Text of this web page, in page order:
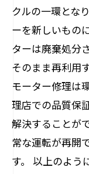
クルの一環とな
ーを新しいもの
ターは廃棄処分
そのまま再利用
モーター修理は
理店での品質保
解決することが
常な運転が再開
す。 以上のよう